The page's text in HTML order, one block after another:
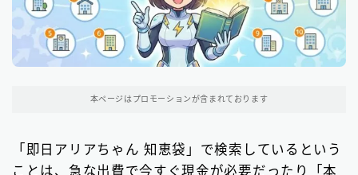
活用した借入術まとめ
東京都の消費者金融 31
大阪府の消費者金融 7
関東地方の消費者金融 12
本ページはプロモーションが含まれております
「即日アリアちゃん 知恵袋」で検索しているという
ことは、急な出費で今すぐ現金が必要だったり「本